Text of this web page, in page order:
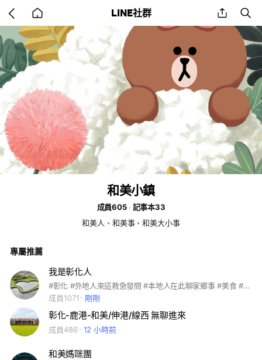
back
to
home
LINE社群 share
和美小鎮
成員605
記事本33
和美人、和美事、和美大小事
專屬推薦
我是彰化人
#彰化 #外地人來這救急發問 #本地人在此聊家鄉事 #美食 #景點 #吃喝玩樂 #在地大小事 #團購 #禁政治
成員1071
剛剛
彰化-鹿港-和美/伸港/線西 無聊進來
成員486 12 小時前
和美媽咪團